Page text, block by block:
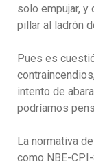
solo empujar, y
pillar al ladrón
Pues es
intento de
podríamos
La normativa
como NBE-